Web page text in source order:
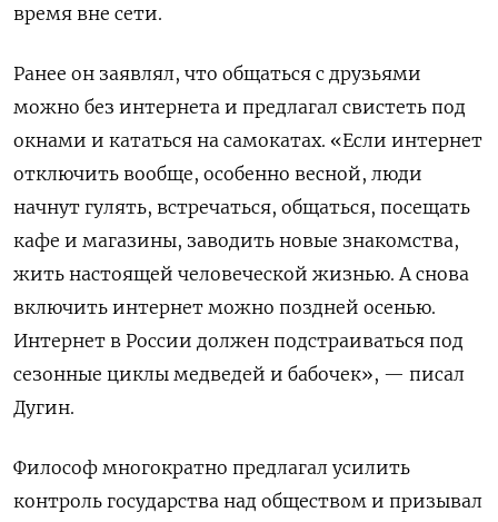
время вне сети.
Ранее он заявлял, что общаться с друзьями
можно без интернета и предлагал свистеть под
окнами и кататься на самокатах. «Если интернет
отключить вообще, особенно весной, люди
начнут гулять, встречаться, общаться, посещать
кафе и магазины, заводить новые знакомства,
жить настоящей человеческой жизнью. А снова
включить интернет можно поздней осенью.
Интернет в России должен подстраиваться под
сезонные циклы медведей и бабочек», — писал
Дугин.
Философ многократно предлагал усилить
контроль государства над обществом и призывал